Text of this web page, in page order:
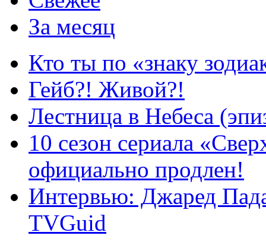
За месяц
Кто ты по «знаку
Гейб?! Живой?!
Лестница в Небеса
10 сезон сериала
официально продлен!
Интервью: Джаред
TVGuid